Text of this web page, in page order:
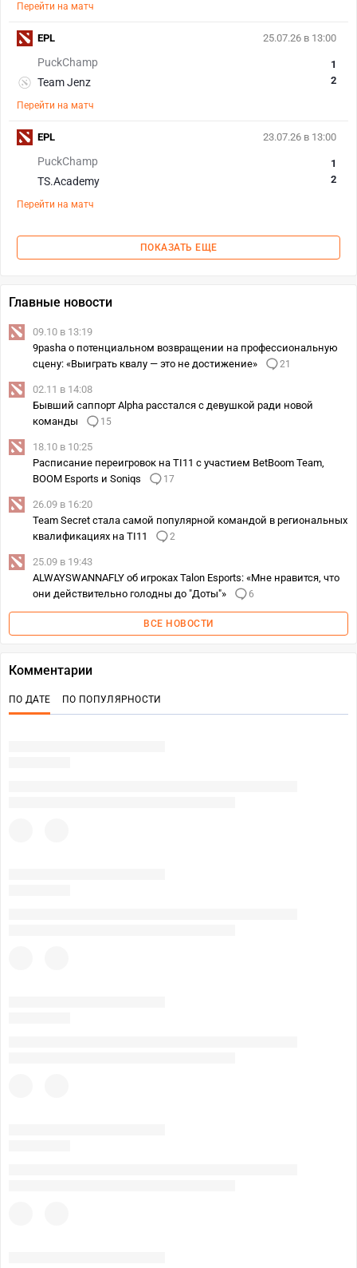
Перейти на матч
25.07.26 в 13:00
PuckChamp
Team Jenz
1
2
Перейти на матч
EPL
23.07.26 в 13:00
PuckChamp
TS.Academy
1
2
Перейти на матч
EPL
ПОКАЗАТЬ ЕЩЕ
Главные новости
09.10 в 13:19
9pasha о потенциальном возвращении на профессиональную
сцену: «Выиграть квалу — это не достижение»
21
02.11 в 14:08
Бывший саппорт Alpha расстался с девушкой ради новой
команды
15
18.10 в 10:25
Расписание переигровок на TI11 с участием BetBoom Team,
BOOM Esports и Soniqs
17
26.09 в 16:20
Team Secret стала самой популярной командой в региональных
квалификациях на TI11
2
25.09 в 19:43
ALWAYSWANNAFLY об игроках Talon Esports: «Мне нравится, что
они действительно голодны до "Доты"»
6
ВСЕ НОВОСТИ
Комментарии
ПО ДАТЕ ПО ПОПУЛЯРНОСТИ